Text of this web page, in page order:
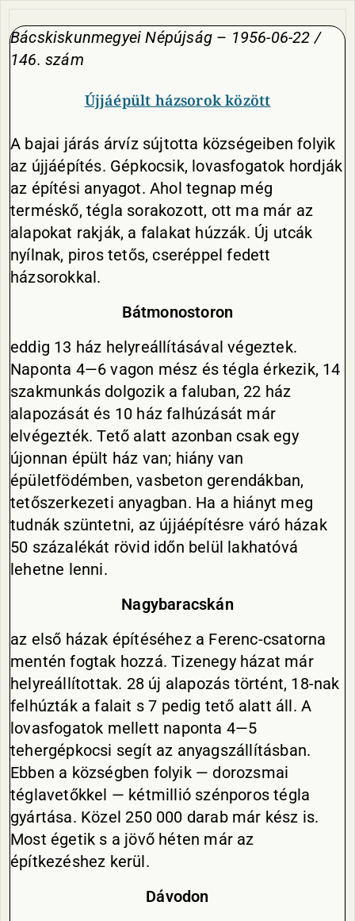
Bácskiskunmegyei Népújság – 1956-06-22 /
146. szám
Újjáépült házsorok között
A bajai járás árvíz sújtotta községeiben folyik
az újjáépítés. Gépkocsik, lovasfogatok hordják
az építési anyagot. Ahol tegnap még
terméskő, tégla sorakozott, ott ma már az
alapokat rakják, a falakat húzzák. Új utcák
nyílnak, piros tetős, cseréppel fedett
házsorokkal.
Bátmonostoron
eddig 13 ház helyreállításával végeztek.
Naponta 4—6 vagon mész és tégla érkezik, 14
szakmunkás dolgozik a faluban, 22 ház
alapozását és 10 ház falhúzását már
elvégezték. Tető alatt azonban csak egy
újonnan épült ház van; hiány van
épületfödémben, vasbeton gerendákban,
tetőszerkezeti anyagban. Ha a hiányt meg
tudnák szüntetni, az újjáépítésre váró házak
50 százalékát rövid időn belül lakhatóvá
lehetne lenni.
Nagybaracskán
az első házak építéséhez a Ferenc-csatorna
mentén fogtak hozzá. Tizenegy házat már
helyreállítottak. 28 új alapozás történt, 18-nak
felhúzták a falait s 7 pedig tető alatt áll. A
lovasfogatok mellett naponta 4—5
tehergépkocsi segít az anyagszállításban.
Ebben a községben folyik — dorozsmai
téglavetőkkel — kétmillió szénporos tégla
gyártása. Közel 250 000 darab már kész is.
Most égetik s a jövő héten már az
építkezéshez kerül.
Dávodon